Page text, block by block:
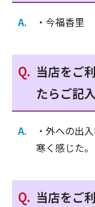
・今福香里
当店をご
たらご記
・外への出
寒く感じた。
当店をご